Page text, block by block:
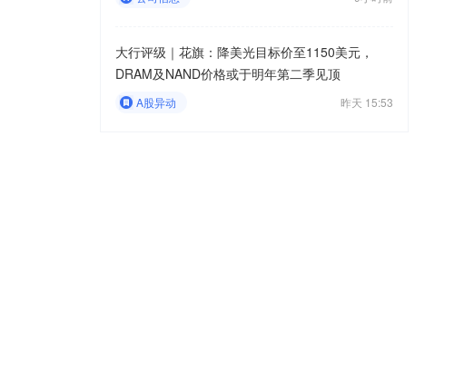
大行评级｜花旗：降美光目标价至1150美元，
DRAM及NAND价格或于明年第二季见顶
A股异动 昨天 15:53